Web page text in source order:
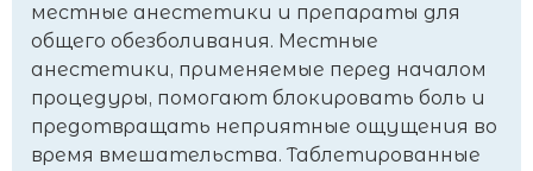
местные анестетики и препараты для
общего обезболивания. Местные
анестетики, применяемые перед началом
процедуры, помогают блокировать боль и
предотвращать неприятные ощущения во
время вмешательства. Таблетированные